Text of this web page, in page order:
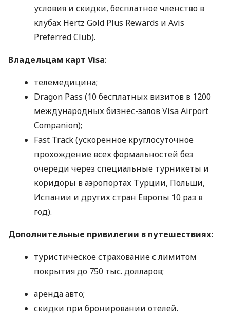
условия и скидки, бесплатное членство в
клубах Hertz Gold Plus Rewards и Avis
Preferred Club).
Владельцам карт Visa:
телемедицина;
Dragon Pass (10 бесплатных визитов в 1200
международных бизнес-залов Visa Airport
Companion);
Fast Track (ускоренное круглосуточное
прохождение всех формальностей без
очереди через специальные турникеты и
коридоры в аэропортах Турции, Польши,
Испании и других стран Европы 10 раз в
год).
Дополнительные привилегии в путешествиях:
туристическое страхование с лимитом
покрытия до 750 тыс. долларов;
аренда авто;
скидки при бронировании отелей.